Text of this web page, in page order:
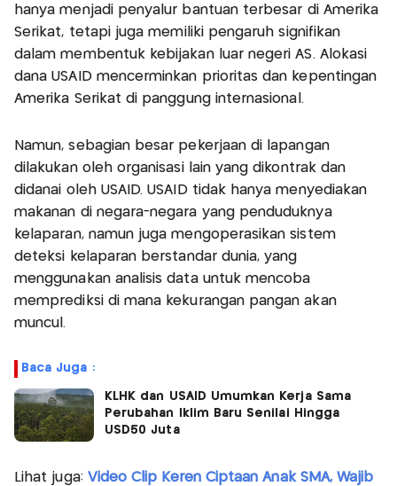
hanya menjadi penyalur bantuan terbesar di Amerika
Serikat, tetapi juga memiliki pengaruh signifikan
dalam membentuk kebijakan luar negeri AS. Alokasi
dana USAID mencerminkan prioritas dan kepentingan
Amerika Serikat di panggung internasional.
Namun, sebagian besar pekerjaan di lapangan
dilakukan oleh organisasi lain yang dikontrak dan
didanai oleh USAID. USAID tidak hanya menyediakan
makanan di negara-negara yang penduduknya
kelaparan, namun juga mengoperasikan sistem
deteksi kelaparan berstandar dunia, yang
menggunakan analisis data untuk mencoba
memprediksi di mana kekurangan pangan akan
muncul.
Baca Juga :
KLHK dan USAID Umumkan Kerja Sama
Perubahan Iklim Baru Senilai Hingga
USD50 Juta
Lihat juga: Video Clip Keren Ciptaan Anak SMA, Wajib